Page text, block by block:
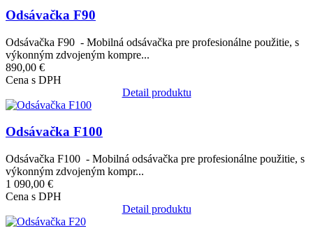
Odsávačka F90
Odsávačka F90 - Mobilná odsávačka pre profesionálne použitie, s
výkonným zdvojeným kompre...
890,00 €
Cena s DPH
Detail produktu
Obrázok
Odsávačka F100
Odsávačka F100 - Mobilná odsávačka pre profesionálne použitie, s
výkonným zdvojeným kompr...
1 090,00 €
Cena s DPH
Detail produktu
Obrázok